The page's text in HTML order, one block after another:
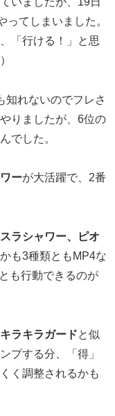
ってしまいました。
「行ける！」と思
知れないのでフレさ
りましたが、6位の
でした。
ーが大活躍で、2番
ラシャワー、ピオ
も3種類ともMP4な
も行動できるのが
キラキラガードと似
プする分、「得」
く調整されるかも